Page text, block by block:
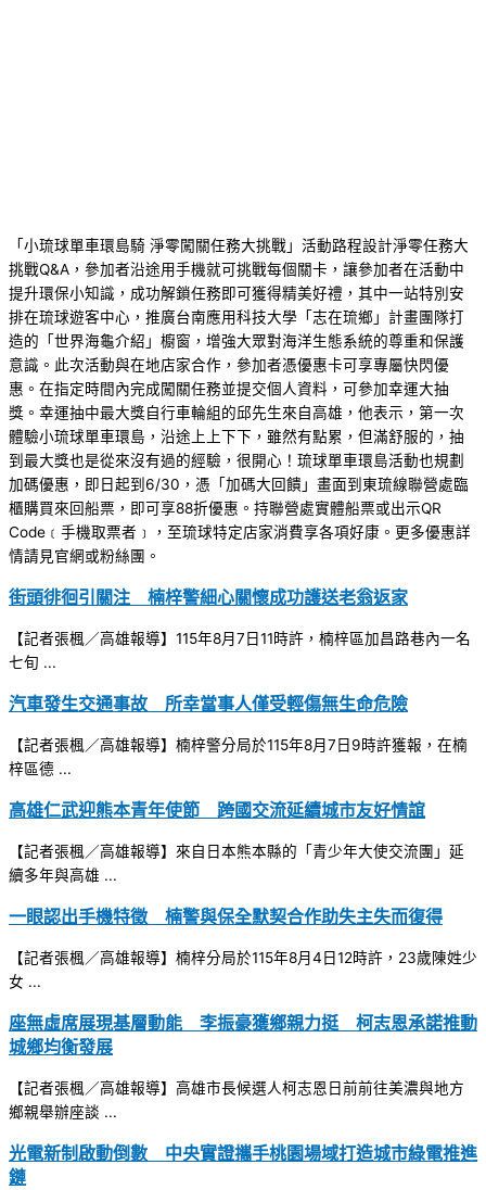
「小琉球單車環島騎 淨零闖關任務大挑戰」活動路程設計淨零任務大
挑戰Q&A，參加者沿途用手機就可挑戰每個關卡，讓參加者在活動中
提升環保小知識，成功解鎖任務即可獲得精美好禮，其中一站特別安
排在琉球遊客中心，推廣台南應用科技大學「志在琉鄉」計畫團隊打
造的「世界海龜介紹」櫥窗，增強大眾對海洋生態系統的尊重和保護
意識。此次活動與在地店家合作，參加者憑優惠卡可享專屬快閃優
惠。在指定時間內完成闖關任務並提交個人資料，可參加幸運大抽
獎。幸運抽中最大獎自行車輪組的邱先生來自高雄，他表示，第一次
體驗小琉球單車環島，沿途上上下下，雖然有點累，但滿舒服的，抽
到最大獎也是從來沒有過的經驗，很開心！琉球單車環島活動也規劃
加碼優惠，即日起到6/30，憑「加碼大回饋」畫面到東琉線聯營處臨
櫃購買來回船票，即可享88折優惠。持聯營處實體船票或出示QR
Code﹝手機取票者﹞，至琉球特定店家消費享各項好康。更多優惠詳
情請見官網或粉絲團。
街頭徘徊引關注 楠梓警細心關懷成功護送老翁返家
【記者張楓／高雄報導】115年8月7日11時許，楠梓區加昌路巷內一名
七旬 ...
汽車發生交通事故 所幸當事人僅受輕傷無生命危險
【記者張楓／高雄報導】楠梓警分局於115年8月7日9時許獲報，在楠
梓區德 ...
高雄仁武迎熊本青年使節 跨國交流延續城市友好情誼
【記者張楓／高雄報導】來自日本熊本縣的「青少年大使交流團」延
續多年與高雄 ...
一眼認出手機特徵 楠警與保全默契合作助失主失而復得
【記者張楓／高雄報導】楠梓分局於115年8月4日12時許，23歲陳姓少
女 ...
座無虛席展現基層動能 李振豪獲鄉親力挺 柯志恩承諾推動
城鄉均衡發展
【記者張楓／高雄報導】高雄市長候選人柯志恩日前前往美濃與地方
鄉親舉辦座談 ...
光電新制啟動倒數 中央實證攜手桃園場域打造城市綠電推進
鏈